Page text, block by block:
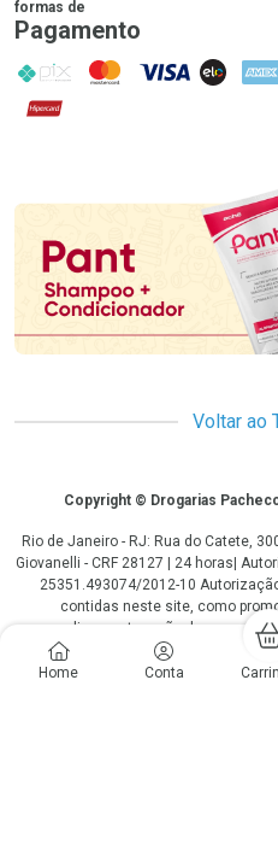
Home Conta
formas de
Pagamento
PIX MasterCard
VISA ELO
Hipercard
Voltar ao
CopyrightCopyright © Drogarias
Rio de Janeiro - RJ: Rua do Catete,
Giovanelli - CRF 28127 | 24 horas|
25351.493074/2012-10
contidas neste site, como
medicamentos, não devem ser
substituem, em hipótese alguma, a
área médica. Somente o médico